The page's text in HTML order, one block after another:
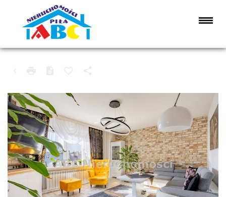
PIŁA, ŚRÓDMIEŚCIE
MIESZKANIE NA SPRZEDAŻ